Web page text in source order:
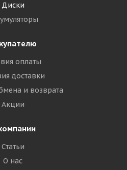
Диски
оплаты
доставки
и возврата
Акции
Статьи
О нас